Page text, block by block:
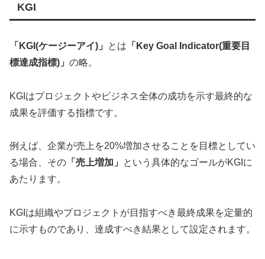
KGI
「KGI(ケージーアイ)」 とは 「Key Goal Indicator(重要目
標達成指標)」 の略。
KGIはプロジェクトやビジネス全体の成功を示す最終的な
成果を評価する指標です。
例えば、企業が売上を20%増加させることを目標としてい
る場合、その 「売上増加」
という具体的なゴールがKGIに
あたります。
KGIは組織やプロジェクトが目指すべき最終成果を定量的
に示すものであり、達成すべき結果として設定されます。